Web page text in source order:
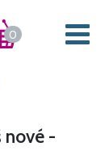
0
nové -